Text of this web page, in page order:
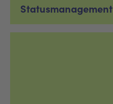
Statusmanagement